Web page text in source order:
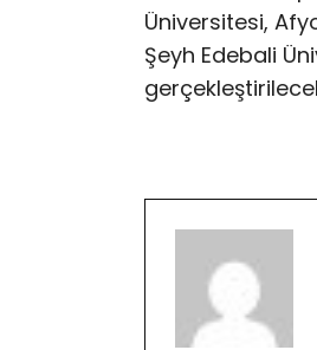
Üniversitesi,
Şeyh Edebali